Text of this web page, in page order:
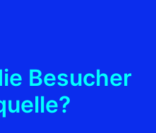
Besucher